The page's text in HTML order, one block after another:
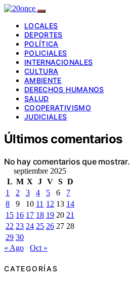
LOCALES
DEPORTES
POLÍTICA
POLICIALES
INTERNACIONALES
CULTURA
AMBIENTE
DERECHOS HUMANOS
SALUD
COOPERATIVISMO
JUDICIALES
Últimos comentarios
No hay comentarios que mostrar.
septiembre 2025
L M X J V S D
1
2 3 4 5 6
7
8
9 10 11 12 13 14
15 16 17 18 19 20 21
22 23 24 25 26 27 28
29 30
« Ago
Oct »
CATEGORÍAS